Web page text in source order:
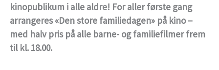
kinopublikum i alle aldre! For aller første gang
arrangeres «Den store familiedagen» på kino –
med halv pris på alle barne- og familiefilmer frem
til kl. 18.00.